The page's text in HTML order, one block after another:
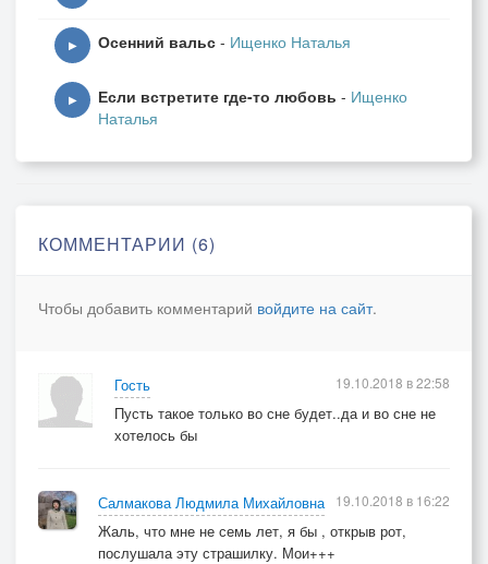
▶ Осенний вальс - Ищенко Наталья
▶ Если встретите где-то любовь - Ищенко
Наталья
КОММЕНТАРИИ (6)
Чтобы добавить комментарий войдите на сайт.
Гость
Пусть такое только во сне будет..да и во сне не
хотелось бы
19.10.2018 в 22:58
Салмакова Людмила Михайловна
Жаль, что мне не семь лет, я бы , открыв рот,
послушала эту страшилку. Мои+++
19.10.2018 в 16:22